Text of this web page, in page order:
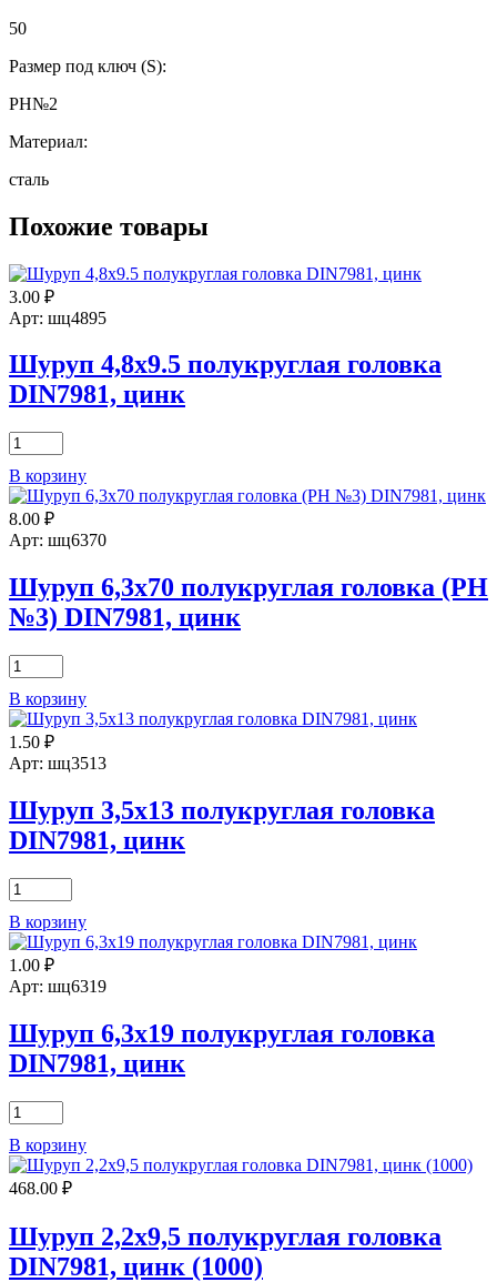
50
Размер под ключ (S):
РН№2
Материал:
сталь
Похожие товары
3.00 ₽
Арт: шц4895
Шуруп 4,8х9.5 полукруглая головка
DIN7981, цинк
Количество
товара
Шуруп
4,8х9.5
полукруглая
головка
цинк
В корзину
8.00 ₽
Арт: шц6370
Шуруп 6,3х70 полукруглая головка (РН
№3) DIN7981, цинк
Количество
товара
Шуруп
6,3х70
полукруглая
головка
№3)
DIN7981,
цинк
В корзину
1.50 ₽
Арт: шц3513
Шуруп 3,5х13 полукруглая головка
DIN7981, цинк
Количество
товара
Шуруп
3,5х13
полукруглая
головка
цинк
В корзину
1.00 ₽
Арт: шц6319
Шуруп 6,3х19 полукруглая головка
DIN7981, цинк
Количество
товара
Шуруп
6,3х19
полукруглая
DIN7981,
цинк
В корзину
468.00 ₽
Шуруп 2,2х9,5 полукруглая головка
DIN7981, цинк (1000)